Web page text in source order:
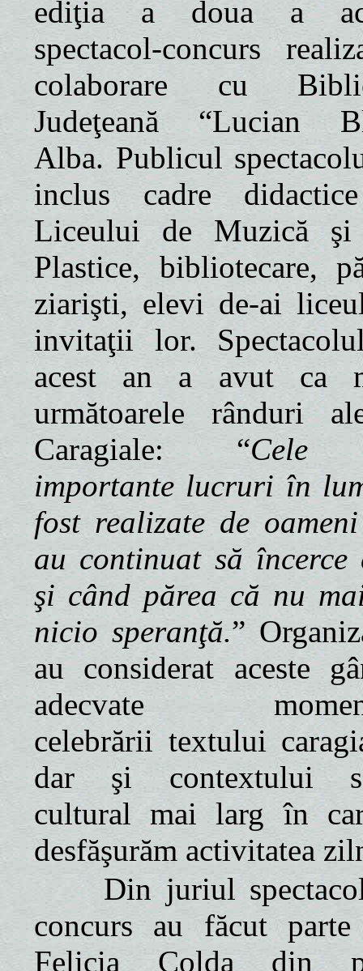
ediţia a doua a
spectacol-concurs
colaborare cu
Judeţeană “Lucian
Alba. Publicul
inclus cadre
Liceului de Muzică şi
Plastice, bibliotecare,
ziarişti, elevi de-ai
invitaţii lor.
acest an a avut ca
următoarele rânduri
Caragiale: “Cele
importante lucruri în
fost realizate de
au continuat să încerce
şi când părea că nu
nicio speranţă.”
au considerat aceste
adecvate
celebrării textului
dar şi contextului
cultural mai larg în
desfăşurăm activitatea
Din juriul
concurs au făcut parte
Felicia Colda din